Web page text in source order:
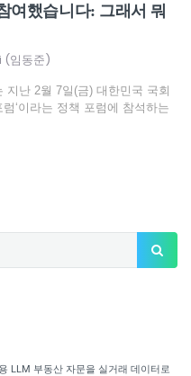
여했습니다: 그래서 뭐
임동준)
난 2월 7일(금) 대한민국 국회
‘이라는 정책 포럼에 참석하는
LLM 부동산 자문을 실거래 데이터로